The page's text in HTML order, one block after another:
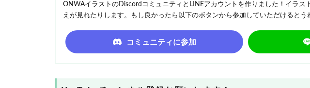
ONWAイラストのDiscordコミュニティとLINEアカウントを作りました！イラス
えが見れたりします。もし良かったら以下のボタンから参加していただけるとう
コミュニティに参加